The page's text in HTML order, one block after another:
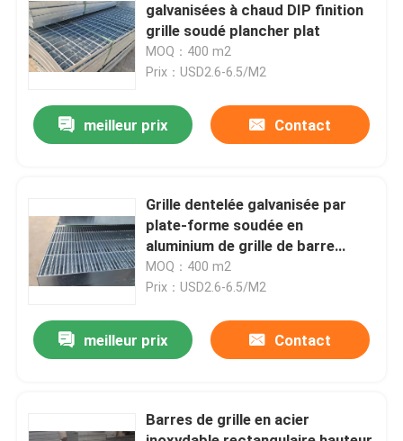
Vidéos
À propos de nous
Contrôle de qualité
Contactez-nous
clôture de maillage de soudure
galvanisées à chaud DIP finition
grille soudé plancher plat
MOQ：400 m2
Prix：USD2.6-6.5/M2
meilleur prix Contact
Grille dentelée galvanisée par
plate-forme soudée en
aluminium de grille de barre
d'acier
MOQ：400 m2
Prix：USD2.6-6.5/M2
meilleur prix Contact
Barres de grille en acier